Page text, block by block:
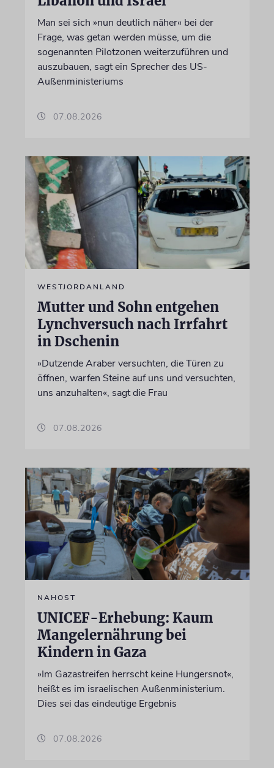
Man sei sich »nun deutlich näher« bei der
Frage, was getan werden müsse, um die
sogenannten Pilotzonen weiterzuführen und
auszubauen, sagt ein Sprecher des US-
Außenministeriums
07.08.2026
WESTJORDANLAND
Mutter und Sohn entgehen
Lynchversuch nach Irrfahrt
in Dschenin
»Dutzende Araber versuchten, die Türen zu
öffnen, warfen Steine auf uns und versuchten,
uns anzuhalten«, sagt die Frau
07.08.2026
NAHOST
UNICEF-Erhebung: Kaum
Mangelernährung bei
Kindern in Gaza
»Im Gazastreifen herrscht keine Hungersnot«,
heißt es im israelischen Außenministerium.
Dies sei das eindeutige Ergebnis
07.08.2026